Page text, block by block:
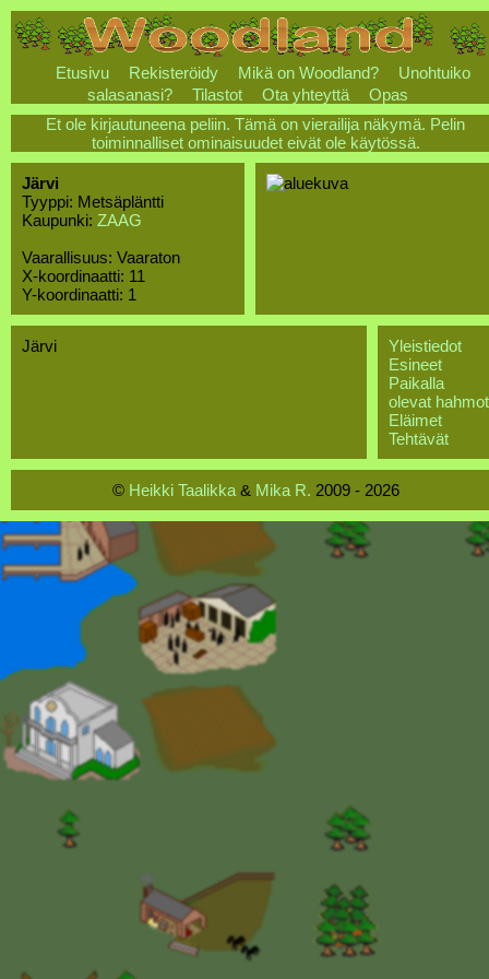
Etusivu Rekisteröidy Mikä on Woodland?
Unohtuiko
salasanasi?
Tilastot Ota yhteyttä
Opas
Et ole kirjautuneena peliin. Tämä on vierailija näkymä. Pelin
toiminnalliset ominaisuudet eivät ole käytössä.
Järvi
Tyyppi: Metsäpläntti
Kaupunki: ZAAG
Vaarallisuus: Vaaraton
X-koordinaatti: 11
Y-koordinaatti: 1
Järvi
Yleistiedot
Esineet
Paikalla
olevat hahmot
Eläimet
Tehtävät
© Heikki Taalikka& Mika R. 2009 - 2026